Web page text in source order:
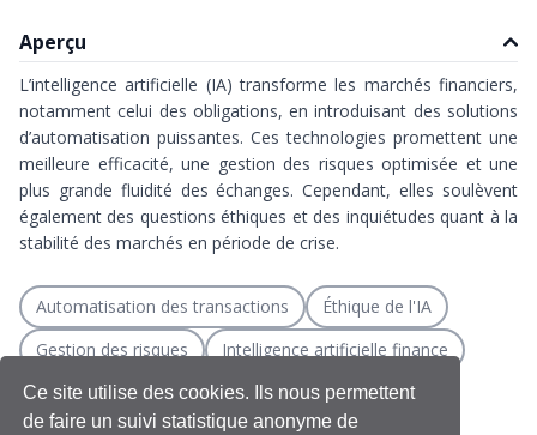
Ce site utilise des cookies. Ils nous permettent
de faire un suivi statistique anonyme de
Aperçu
L’intelligence artificielle (IA) transforme les marchés financiers,
notamment celui des obligations, en introduisant des solutions
d’automatisation puissantes. Ces technologies promettent une
meilleure efficacité, une gestion des risques optimisée et une
plus grande fluidité des échanges. Cependant, elles soulèvent
également des questions éthiques et des inquiétudes quant à la
stabilité des marchés en période de crise.
Automatisation des transactions
Éthique de l'IA
Gestion des risques
Intelligence artificielle finance
Machine learning
Marché obligatoire